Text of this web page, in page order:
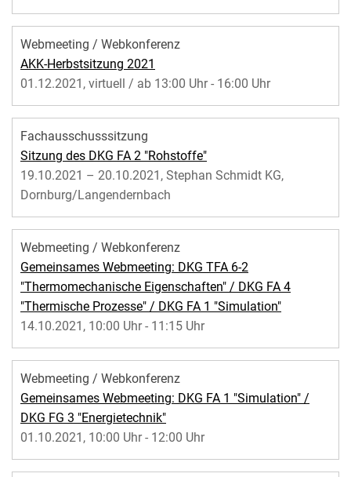
Webmeeting / Webkonferenz
AKK-Herbstsitzung 2021
01.12.2021, virtuell / ab 13:00 Uhr - 16:00 Uhr
Fachausschusssitzung
Sitzung des DKG FA 2 "Rohstoffe"
19.10.2021 – 20.10.2021, Stephan Schmidt KG,
Dornburg/Langendernbach
Webmeeting / Webkonferenz
Gemeinsames Webmeeting: DKG TFA 6-2
"Thermomechanische Eigenschaften" / DKG FA 4
"Thermische Prozesse" / DKG FA 1 "Simulation"
14.10.2021, 10:00 Uhr - 11:15 Uhr
Webmeeting / Webkonferenz
Gemeinsames Webmeeting: DKG FA 1 "Simulation" /
DKG FG 3 "Energietechnik"
01.10.2021, 10:00 Uhr - 12:00 Uhr